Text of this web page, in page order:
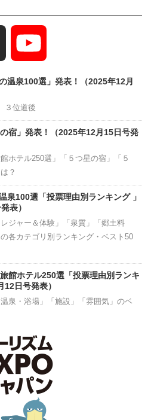
Channel
温泉100選」発表！（2025年12月
３位道後
宿」発表！（2025年12月15日号発
ホテル250選」「５つ星の宿」「５
？
泉100選「投票理由別ランキング 」
表）
レジャー＆体験」「泉質」「郷土料
各カテゴリ別ランキング・ベスト50
館ホテル250選「投票理由別ランキ
日号発表）
温泉・浴場」「施設」「雰囲気」のベ